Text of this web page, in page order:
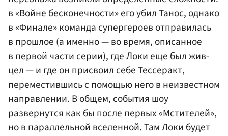
в «Войне бесконечности» его убил Танос, однако
в «Финале» команда супергероев отправилась
в прошлое (а именно — во время, описанное
в первой части серии), где Локи еще был жив-
цел — и где он присвоил себе Тессеракт,
переместившись с помощью него в неизвестном
направлении. В общем, события шоу
развернутся как бы после первых «Мстителей»,
но в параллельной вселенной. Там Локи будет